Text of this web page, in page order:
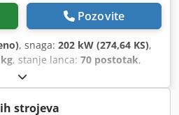
Pozovite
, snaga: 202 kW (274,64 KS),
, stanje lanca: 70 postotak,
radni sati:
strojeva